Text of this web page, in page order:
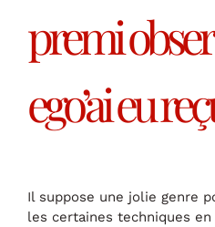
premi
ego’ai eu
Il suppose une jolie genre
les certaines techniques en